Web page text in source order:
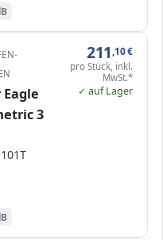
3
211 ,10€
pro Stück, inkl.
MwSt.*
✓ auf Lager